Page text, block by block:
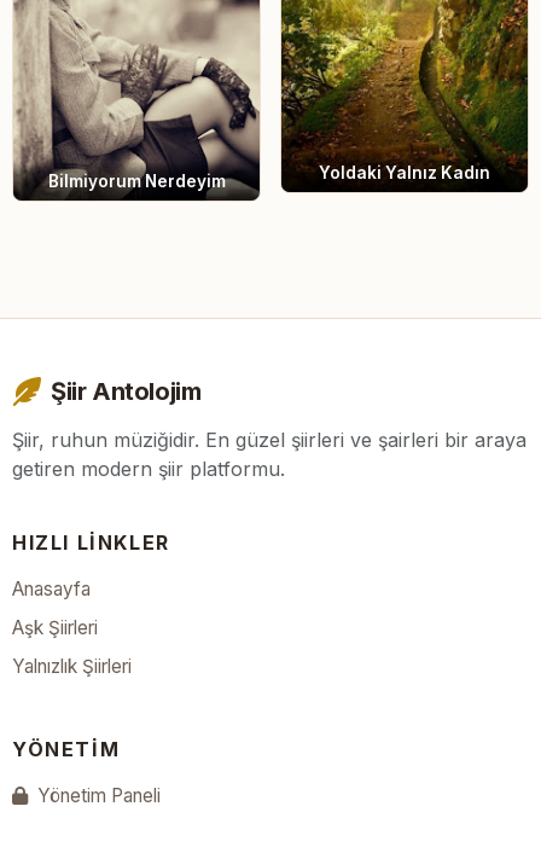
Bilmiyorum Nerdeyim Yoldaki Yalnız Kadın
Şiir Antolojim
Şiir, ruhun müziğidir. En güzel şiirleri ve şairleri bir araya
getiren modern şiir platformu.
HIZLI LINKLER
Anasayfa
Aşk Şiirleri
Yalnızlık Şiirleri
YÖNETIM
Yönetim Paneli